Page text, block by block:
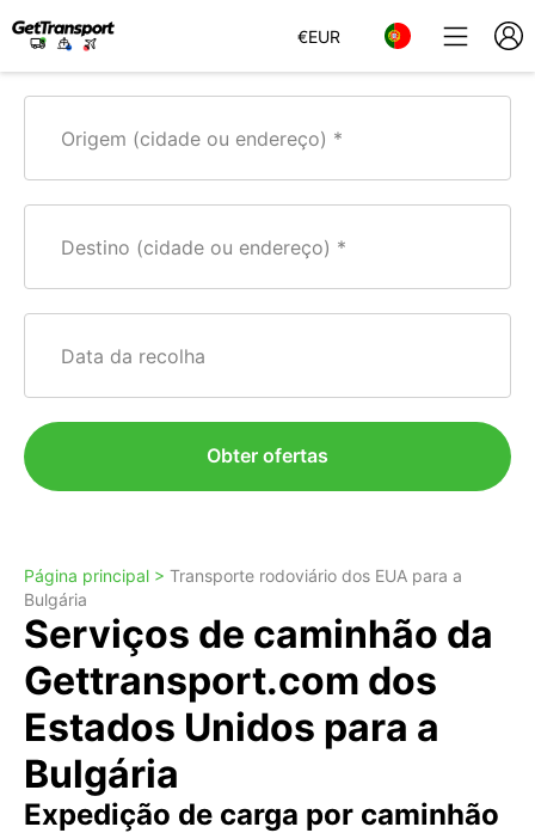
€EUR
Origem (cidade ou endereço)
Destino (cidade ou endereço)
Data da recolha
Obter ofertas
Página principal > Transporte rodoviário dos EUA para a
Bulgária
Serviços de caminhão da
Gettransport.com dos
Estados Unidos para a
Bulgária
Expedição de carga por caminhão